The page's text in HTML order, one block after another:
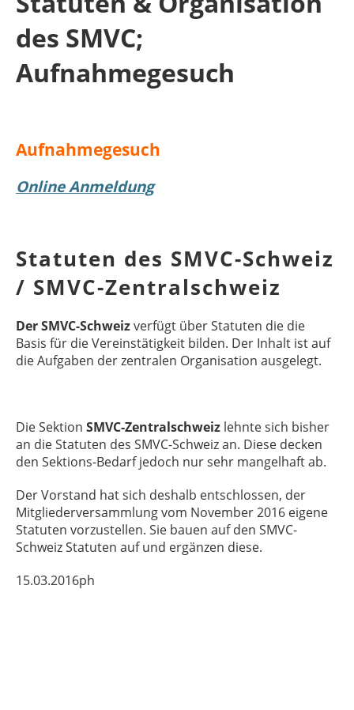
des SMVC;
Aufnahmegesuch
Aufnahmegesuch
Online Anmeldung
Statuten des SMVC-Schweiz
/ SMVC-Zentralschweiz
Der SMVC-Schweizverfügt über Statuten die die
Basis für die Vereinstätigkeit bilden. Der Inhalt ist auf
die Aufgaben der zentralen Organisation ausgelegt.
Die Sektion SMVC-Zentralschweiz lehnte sich bisher
an die Statuten des SMVC-Schweiz an. Diese decken
den Sektions-Bedarf jedoch nur sehr mangelhaft ab.
Der Vorstand hat sich deshalb entschlossen, der
Mitgliederversammlung vom November 2016 eigene
Statuten vorzustellen. Sie bauen auf den SMVC-
Schweiz Statuten auf und ergänzen diese.
15.03.2016ph